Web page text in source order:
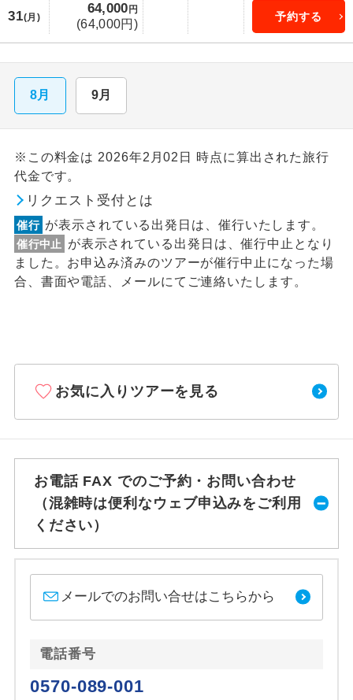
31(月)
64,000 円
(64,000円)
予約する
8月 9月
※この料金は 2026年2月02日 時点に算出された旅行
代金です。
リクエスト受付とは
催行 が表示されている出発日は、催行いたします。
催行中止
が表示されている出発日は、催行中止となり
ました。お申込み済みのツアーが催行中止になった場
合、書面や電話、メールにてご連絡いたします。
お気に入りツアーを見る
お電話 FAX でのご予約・お問い合わせ
（混雑時は便利なウェブ申込みをご利用
ください）
メールでのお問い合せはこちらから
電話番号
0570-089-001